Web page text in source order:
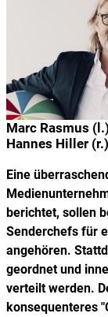
Marc Rasmus
Hannes Hiller
Eine
berichtet, sollen
Senderchefs für
angehören.
geordnet und
verteilt werden.
konsequenteres